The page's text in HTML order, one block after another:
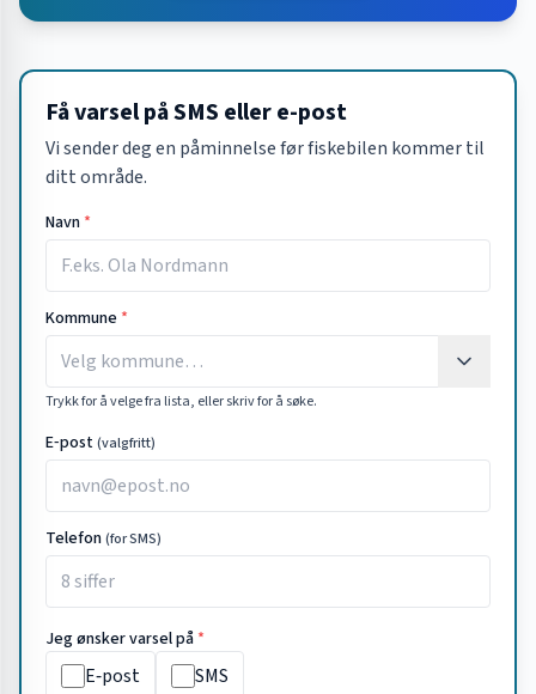
Få varsel på SMS eller e-post
Vi sender deg en påminnelse før fiskebilen kommer til
ditt område.
Navn *
Kommune *
Trykk for å velge fra lista, eller skriv for å søke.
E‑post (valgfritt)
Telefon(for SMS)
Jeg ønsker varsel på *
E‑post SMS